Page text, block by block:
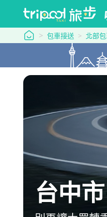
tripool 旅步
包車接送 北部
台中